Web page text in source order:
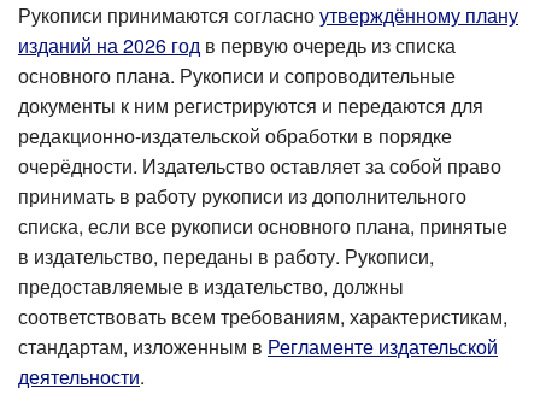
Рукописи принимаются согласноутверждённому плану
изданий на 2026 год в первую очередь из списка
основного плана. Рукописи и сопроводительные
документы к ним регистрируются и передаются для
редакционно-издательской обработки в порядке
очерёдности. Издательство оставляет за собой право
принимать в работу рукописи из дополнительного
списка, если все рукописи основного плана, принятые
в издательство, переданы в работу. Рукописи,
предоставляемые в издательство, должны
соответствовать всем требованиям, характеристикам,
стандартам, изложенным в Регламенте издательской
деятельности.